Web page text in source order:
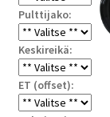
Pulttijako:
Keskireikä:
ET (offset):